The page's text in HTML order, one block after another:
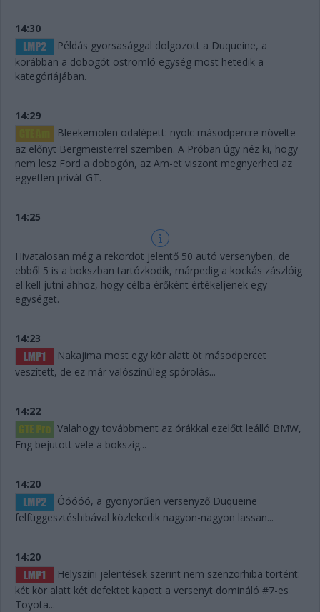
14:30
Példás gyorsasággal dolgozott a Duqueine, a
korábban a dobogót ostromló egység most hetedik a
kategóriájában.
14:29
Bleekemolen odalépett: nyolc másodpercre növelte
az előnyt Bergmeisterrel szemben. A Próban úgy néz ki, hogy
nem lesz Ford a dobogón, az Am-et viszont megnyerheti az
egyetlen privát GT.
14:25
Hivatalosan még a rekordot jelentő 50 autó versenyben, de
ebből 5 is a bokszban tartózkodik, márpedig a kockás zászlóig
el kell jutni ahhoz, hogy célba érőként értékeljenek egy
egységet.
14:23
Nakajima most egy kör alatt öt másodpercet
veszített, de ez már valószínűleg spórolás...
14:22
Valahogy továbbment az órákkal ezelőtt leálló BMW,
Eng bejutott vele a bokszig...
14:20
Óóóóó, a gyönyörűen versenyző Duqueine
felfüggesztéshibával közlekedik nagyon-nagyon lassan...
14:20
Helyszíni jelentések szerint nem szenzorhiba történt:
két kör alatt két defektet kapott a versenyt domináló #7-es
Toyota...